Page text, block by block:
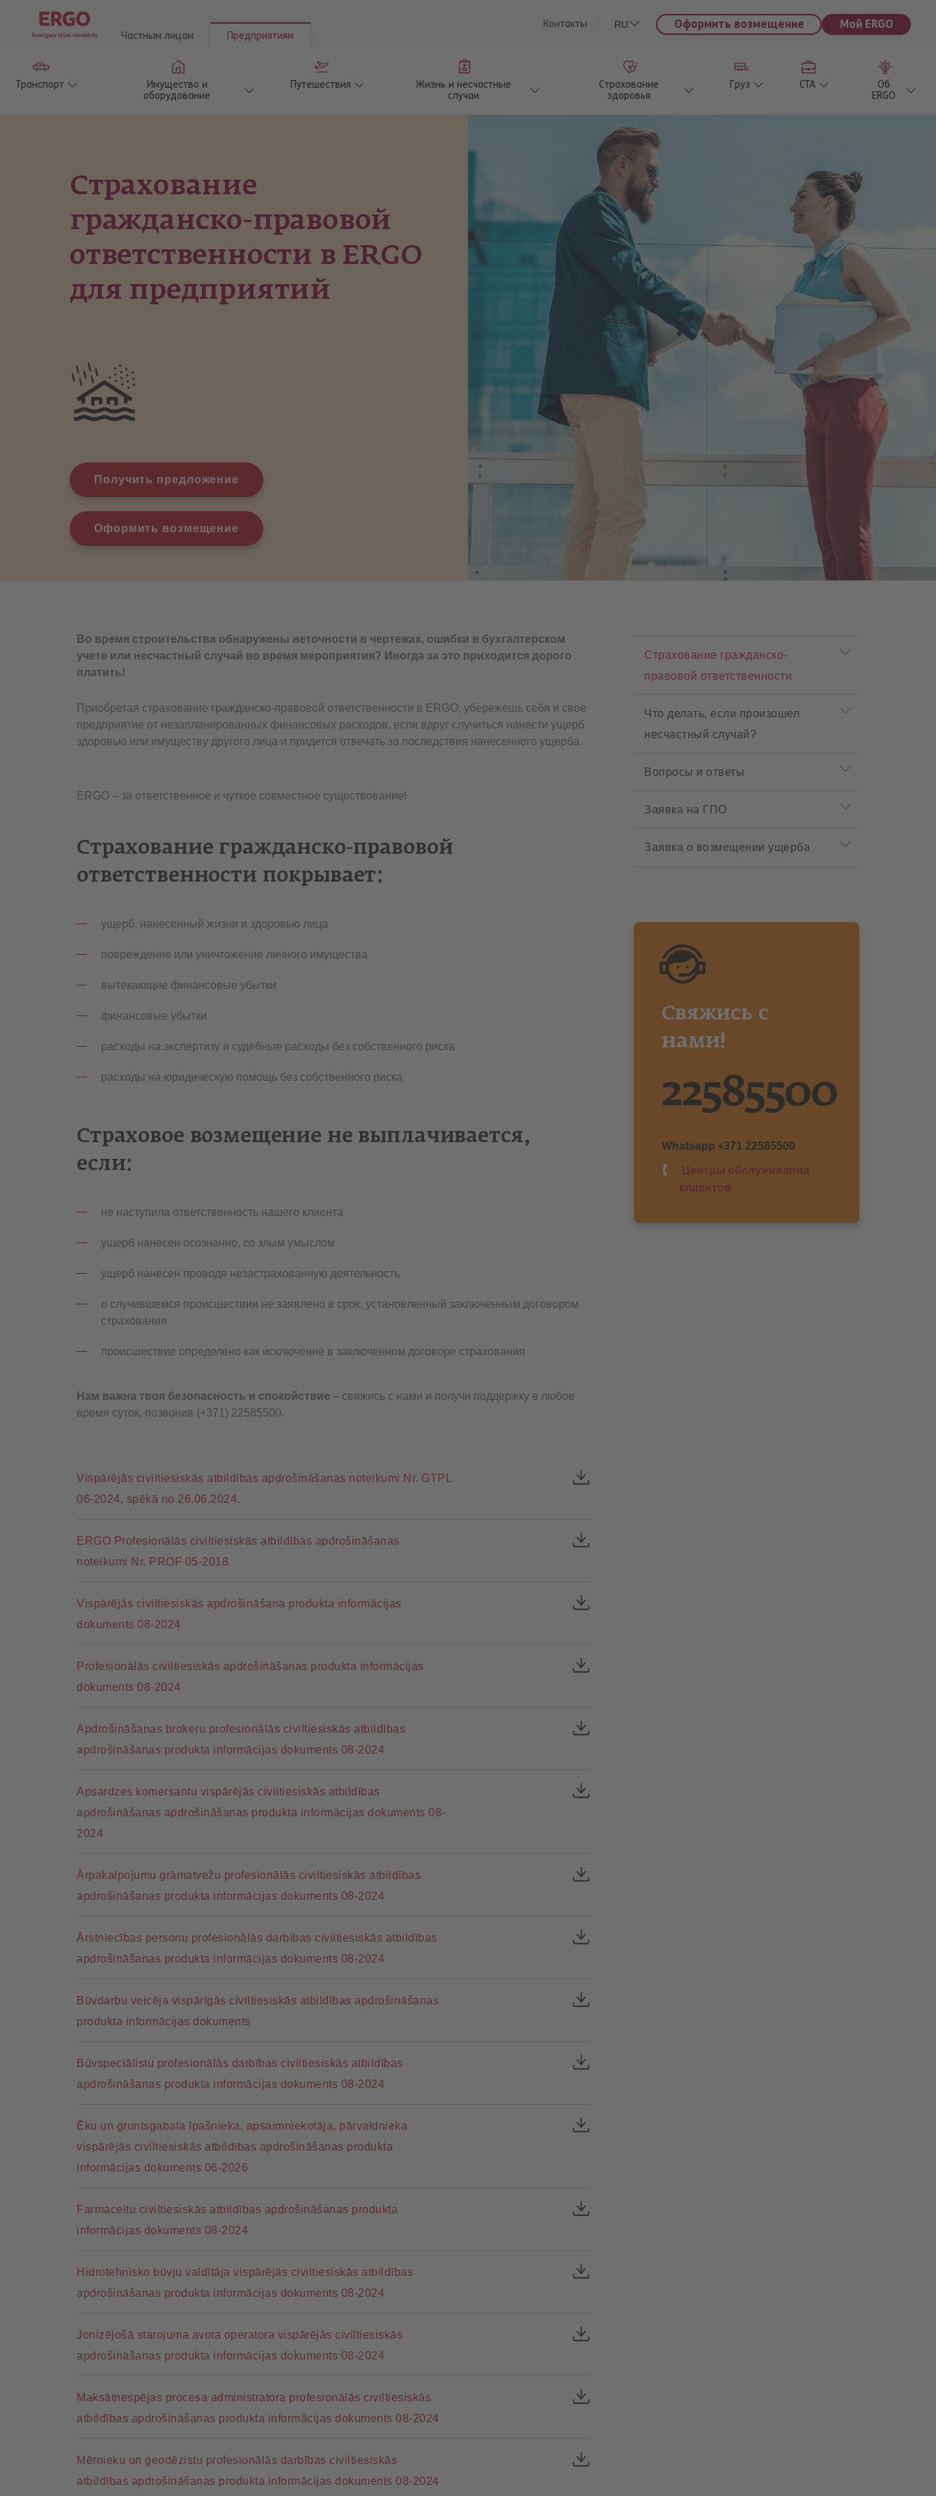
Частным лицам Предприятиям
Контакты RU Оформить возмещение Мой ERGO
Транспорт
Имущество и
оборудование
Путешествия
Жизнь и несчастные
случаи
Страхование
здоровья
Груз CTA
Об
ERGO
Страхование
гражданско-правовой
ответственности в ERGO
для предприятий
Получить предложение
Оформить возмещение
Во время строительства обнаружены неточности в чертежах, ошибки в бухгалтерском
учете или несчастный случай во время мероприятия? Иногда за это приходится дорого
платить!
Приобретая страхование гражданско-правовой ответственности в ERGO, убережешь себя и свое
предприятие от незапланированных финансовых расходов, если вдруг случиться нанести ущерб
здоровью или имуществу другого лица и придется отвечать за последствия нанесенного ущерба.
ERGO – за ответственное и чуткое совместное существование!
Страхование гражданско-правовой
ответственности покрывает:
ущерб, нанесенный жизни и здоровью лица
повреждение или уничтожение личного имущества
вытекающие финансовые убытки
финансовые убытки
расходы на экспертизу и судебные расходы без собственного риска
расходы на юридическую помощь без собственного риска
Страховое возмещение не выплачивается,
если:
не наступила ответственность нашего клиента
ущерб нанесен осознанно, со злым умыслом
ущерб нанесен проводя незастрахованную деятельность
о случившемся происшествии не заявлено в срок, установленный заключенным договором
страхования
происшествие определено как исключение в заключенном договоре страхования
Нам важна твоя безопасность и спокойствие – свяжись с нами и получи поддержку в любое
время суток, позвонив (+371) 22585500.
Vispārējās civiltiesiskās atbildības apdrošināšanas noteikumi Nr. GTPL
06-2024, spēkā no 26.06.2024.
ERGO Profesionālās civiltiesiskās atbildības apdrošināšanas
noteikumi Nr. PROF 05-2018
Vispārējās civiltiesiskās apdrošināšana produkta informācijas
dokuments 08-2024
Profesionālās civiltiesiskās apdrošināšanas produkta informācijas
dokuments 08-2024
Apdrošināšanas brokeru profesionālās civiltiesiskās atbildības
apdrošināšanas produkta informācijas dokuments 08-2024
Apsardzes komersantu vispārējās civiltiesiskās atbildības
apdrošināšanas apdrošināšanas produkta informācijas dokuments 08-
2024
Ārpakalpojumu grāmatvežu profesionālās civiltiesiskās atbildības
apdrošināšanas produkta informācijas dokuments 08-2024
Ārstniecības personu profesionālās darbības civiltiesiskās atbildības
apdrošināšanas produkta informācijas dokuments 08-2024
Būvdarbu veicēja vispārīgās civiltiesiskās atbildības apdrošināšanas
produkta informācijas dokuments
Būvspeciālistu profesionālās darbības civiltiesiskās atbildības
apdrošināšanas produkta informācijas dokuments 08-2024
Ēku un gruntsgabala īpašnieka, apsaimniekotāja, pārvaldnieka
vispārējās civiltiesiskās atbildības apdrošināšanas produkta
informācijas dokuments 06-2026
Farmaceitu civiltiesiskās atbildības apdrošināšanas produkta
informācijas dokuments 08-2024
Hidrotehnisko būvju valdītāja vispārējās civiltiesiskās atbildības
apdrošināšanas produkta informācijas dokuments 08-2024
Jonizējošā starojuma avota operatora vispārējās civiltiesiskās
apdrošināšanas produkta informācijas dokuments 08-2024
Maksātnespējas procesa administratora profesionālās civiltiesiskās
atbildības apdrošināšanas produkta informācijas dokuments 08-2024
Mērnieku un ģeodēzistu profesionālās darbības civiltiesiskās
atbildības apdrošināšanas produkta informācijas dokuments 08-2024
Страхование гражданско-
правовой ответственности
Что делать, если произошел
несчастный случай?
Вопросы и ответы
Заявка на ГПО
Заявка о возмещении ущерба
Свяжись с
нами!
22585500
Whatsapp +371 22585500
Центры обслуживания
клиентов